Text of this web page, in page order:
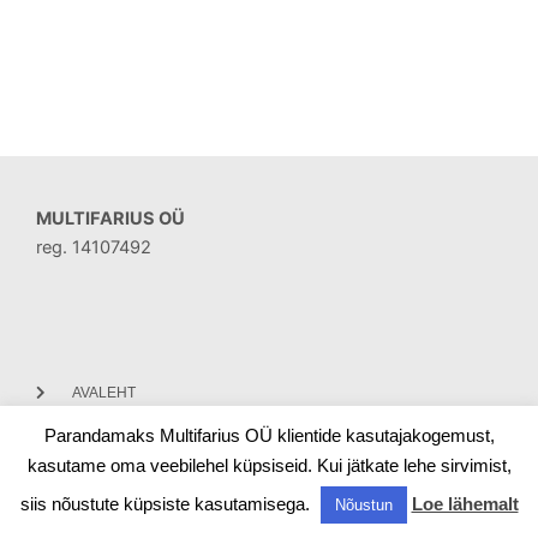
MULTIFARIUS OÜ
reg. 14107492
AVALEHT
KONTAKT
Parandamaks Multifarius OÜ klientide kasutajakogemust,
kasutame oma veebilehel küpsiseid. Kui jätkate lehe sirvimist,
siis nõustute küpsiste kasutamisega.
Nõustun Loe lähemalt